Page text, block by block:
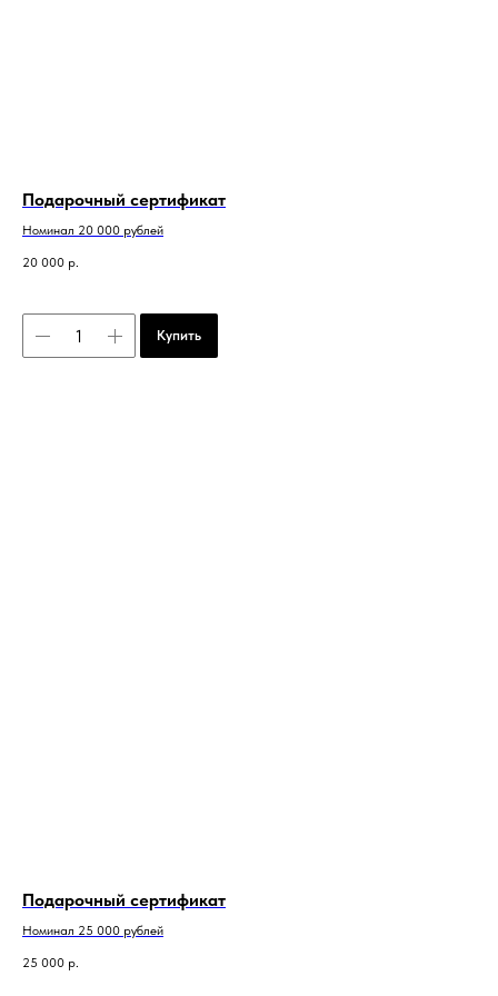
Подарочный сертификат
Номинал 20 000 рублей
20 000 р.
Купить
Подарочный сертификат
Номинал 25 000 рублей
25 000 р.